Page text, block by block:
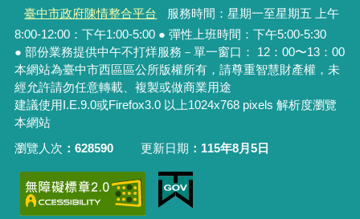
臺中市政府陳情整合平台
服務時間：星期一至星期五 上午
8:00-12:00：下午1:00-5:00 ● 彈性上班時間：下午5:00-5:30
● 部份業務提供中午不打烊服務－單一窗口： 12：00〜13：00
本網站為臺中市西區區公所版權所有，請尊重智慧財產權，未
經允許請勿任意轉載、複製或做商業用途
建議使用I.E.9.0或Firefox3.0 以上1024x768 pixels 解析度瀏覽
本網站
瀏覽人次
628590 更新日期 115年8月5日